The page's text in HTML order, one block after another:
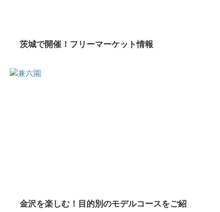
茨城で開催！フリーマーケット情報
金沢を楽しむ！目的別のモデルコースをご紹